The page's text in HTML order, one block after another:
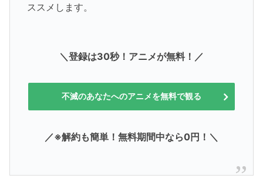
ススメします。
＼登録は30秒！アニメが無料！／
不滅のあなたへのアニメを無料で観る
／※解約も簡単！無料期間中なら0円！＼